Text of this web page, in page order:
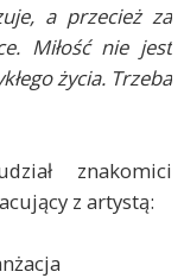
a przecież za
Miłość nie jest
życia. Trzeba
znakomici
z artystą: